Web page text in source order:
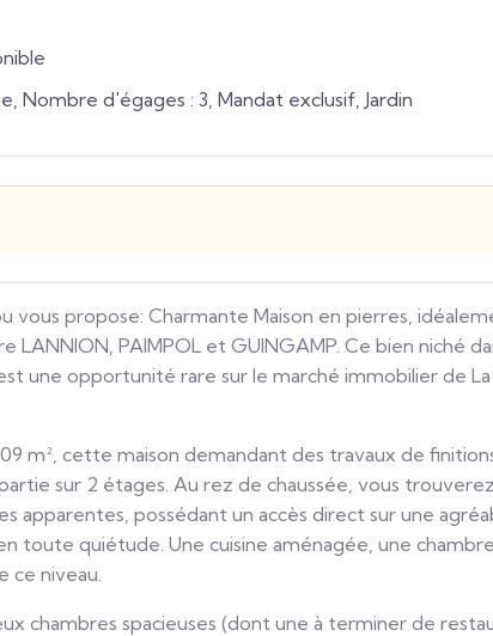
Nombre d'égages : 3, Mandat exclusif, Jardin
vous propose: Charmante Maison en pierres,
PAIMPOL et GUINGAMP. Ce bien niché
une opportunité rare sur le marché immobilier de La
m², cette maison demandant des travaux de
sur 2 étages. Au rez de chaussée, vous
apparentes, possédant un accès direct sur une
toute quiétude. Une cuisine aménagée, une
ce niveau.
chambres spacieuses (dont une à terminer de